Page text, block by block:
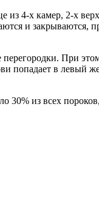
из 4-х камер, 2-х
и закрываются,
При
попадает в левый
из всех